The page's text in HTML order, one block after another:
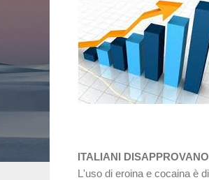
ITALIANI
L'uso di eroina e cocaina è